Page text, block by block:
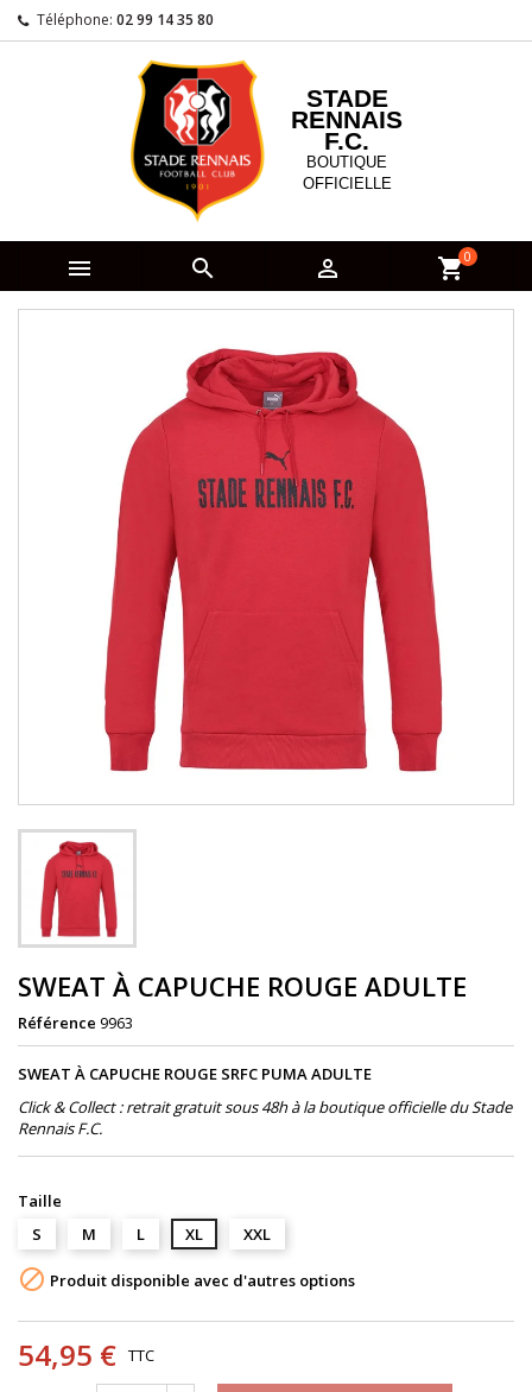
Téléphone: 02 99 14 35 80
STADE
RENNAIS
F.C.
BOUTIQUE
OFFICIELLE
   shopping_cart0
SWEAT À CAPUCHE ROUGE ADULTE
Référence 9963
SWEAT À CAPUCHE ROUGE SRFC PUMA ADULTE
Click & Collect : retrait gratuit sous 48h à la boutique officielle du Stade
Rennais F.C.
Taille
S
M L XL XXL
 Produit disponible avec d'autres options
54,95 € TTC